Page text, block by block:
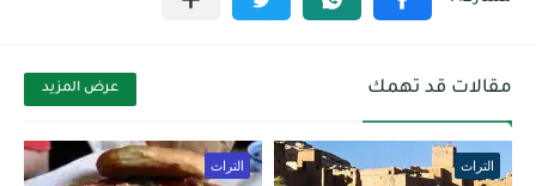
مقالات قد تهمك عرض المزيد
التراث التراث